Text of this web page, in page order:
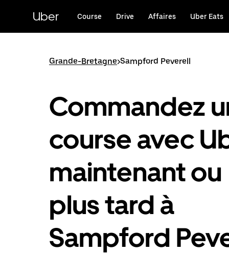
principal
Uber Course Drive Affaires Uber Eats
Grande-Bretagne>Sampford Peverell
Commandez
course avec
maintenant ou
plus tard à
Sampford